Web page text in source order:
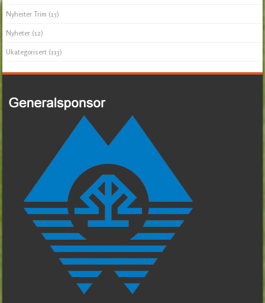
Nyheiter Trim (15)
Nyheter (12)
Ukategorisert (113)